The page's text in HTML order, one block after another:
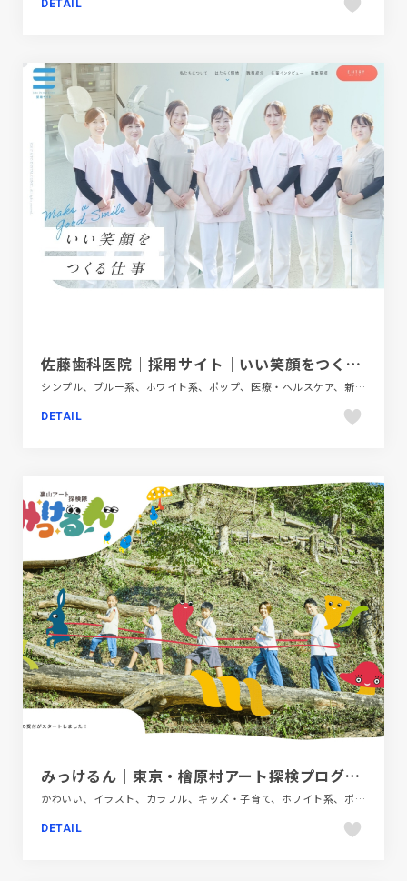
DETAIL
佐藤歯科医院｜採用サイト｜いい笑顔をつくる仕事
シンプル、ブルー系、ホワイト系、ポップ、医療・ヘルスケア、新卒・中途採用サイト
DETAIL
みっけるん｜東京・檜原村アート探検プログラム
かわいい、イラスト、カラフル、キッズ・子育て、ホワイト系、ポップ、商業施設・レジャー、大きめ写真、施設・店舗サイト
DETAIL